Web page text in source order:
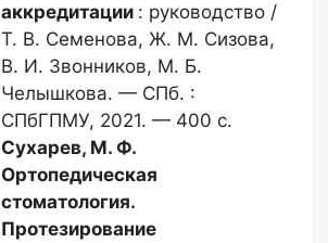
аккредитации : руководство /
Т. В. Семенова, Ж. М. Сизова,
В. И. Звонников, М. Б.
Челышкова. — СПб. :
СПбГПМУ, 2021. — 400 с.
Сухарев, М. Ф.
Ортопедическая
стоматология.
Протезирование